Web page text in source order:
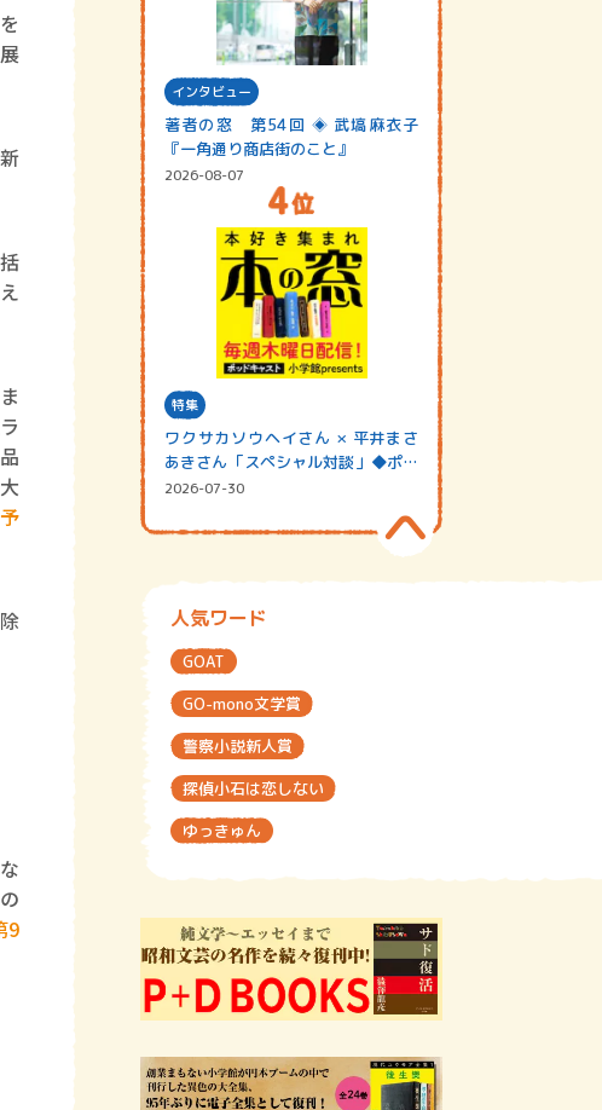
9
インタビュー
著者の窓 第54回 ◈ 武塙麻衣子
『一角通り商店街のこと』
2026-08-07
特集
ワクサカソウヘイさん × 平井まさ
あきさん「スペシャル対談」◆ポッ
ドキャスト…
2026-07-30
人気ワード
GOAT
GO-mono文学賞
警察小説新人賞
探偵小石は恋しない
ゆっきゅん